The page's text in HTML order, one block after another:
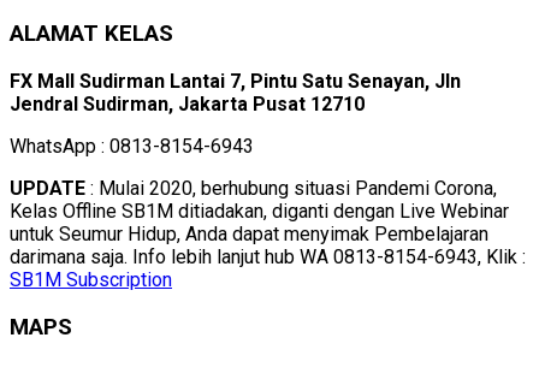
ALAMAT KELAS
FX Mall Sudirman Lantai 7, Pintu Satu Senayan, Jln
Jendral Sudirman, Jakarta Pusat 12710
WhatsApp : 0813-8154-6943
UPDATE : Mulai 2020, berhubung situasi Pandemi Corona,
Kelas Offline SB1M ditiadakan, diganti dengan Live Webinar
untuk Seumur Hidup, Anda dapat menyimak Pembelajaran
darimana saja. Info lebih lanjut hub WA 0813-8154-6943, Klik :
SB1M Subscription
MAPS